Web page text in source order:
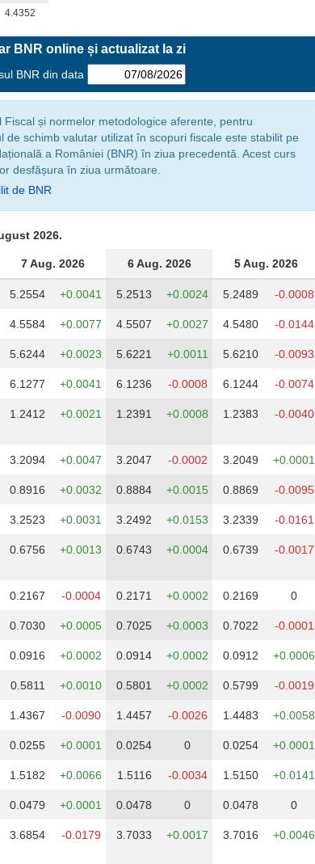
4.4352
BNR online și actualizat la zi
BNR din data
și normelor metodologice aferente, pentru
schimb valutar utilizat în scopuri fiscale este stabilit pe
a României (BNR) în ziua precedentă. Acest curs
desfășura în ziua următoare.
de BNR
2026.
7 Aug. 2026 6 Aug. 2026 5 Aug. 2026
5.2554 +0.0041 5.2513 +0.0024 5.2489 -0.0008
4.5584 +0.0077 4.5507 +0.0027 4.5480 -0.0144
5.6244 +0.0023 5.6221 +0.0011 5.6210 -0.0093
6.1277 +0.0041 6.1236 -0.0008 6.1244 -0.0074
1.2412 +0.0021 1.2391 +0.0008 1.2383 -0.0040
3.2094 +0.0047 3.2047 -0.0002 3.2049 +0.0001
0.8916 +0.0032 0.8884 +0.0015 0.8869 -0.0095
3.2523 +0.0031 3.2492 +0.0153 3.2339 -0.0161
0.6756 +0.0013 0.6743 +0.0004 0.6739 -0.0017
0.2167 -0.0004 0.2171 +0.0002 0.2169 0
0.7030 +0.0005 0.7025 +0.0003 0.7022 -0.0001
0.0916 +0.0002 0.0914 +0.0002 0.0912 +0.0006
0.5811 +0.0010 0.5801 +0.0002 0.5799 -0.0019
1.4367 -0.0090 1.4457 -0.0026 1.4483 +0.0058
0.0255 +0.0001 0.0254 0 0.0254 +0.0001
1.5182 +0.0066 1.5116 -0.0034 1.5150 +0.0141
0.0479 +0.0001 0.0478 0 0.0478 0
3.6854 -0.0179 3.7033 +0.0017 3.7016 +0.0046